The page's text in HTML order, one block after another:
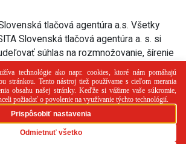
tlačová agentúra a.s. Všetky
Slovenská tlačová agentúra a. s. si
súhlas na rozmnožovanie, šírenie
tohto článku a jeho častí.